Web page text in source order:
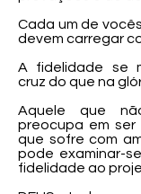
Cada um de
devem carregar
A fidelidade se
cruz do que na
Aquele que
preocupa em ser
que sofre com
pode examinar-
fidelidade ao